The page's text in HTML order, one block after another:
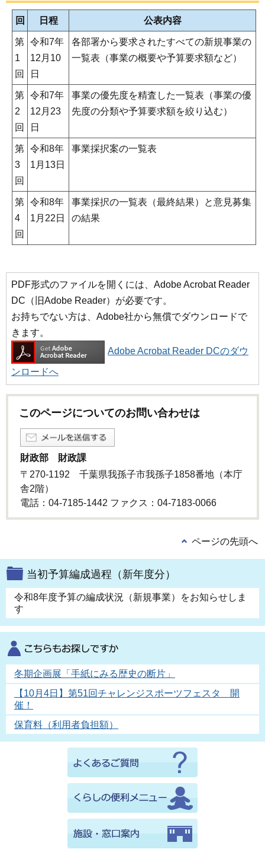
回 日程 公表内容
第
1
回
令和7年
12月10
日
各部署から要求されたすべての新規事業の
一覧表（事業の概要や予算要求額など）
第
2
回
令和7年
12月23
日
事業の優先度を精査した一覧表（事業の優
先度の分類や予算要求額を絞り込む）
第
3
回
令和8年
1月13日
事業採択案の一覧表
第
4
回
令和8年
1月22日
事業採択の一覧表（最終結果）と意見募集
の結果
PDF形式のファイルを開くには、Adobe Acrobat Reader
DC（旧Adobe Reader）が必要です。
お持ちでない方は、Adobe社から無償でダウンロードで
きます。
Adobe Acrobat Reader DCのダウ
ンロードへ
このページについてのお問い合わせは
財政部 財政課
〒270-1192 千葉県我孫子市我孫子1858番地（本庁
舎2階）
電話：04-7185-1442 ファクス：04-7183-0066
ページの先頭へ
当初予算編成過程（新年度分）
令和8年度予算の編成状況（新規事業）をお知らせしま
す
冬期企画展「手紙にみる歴史の断片」
【10月4日】第51回チャレンジスポーツフェスタ 開
催！
保育料（利用者負担額）